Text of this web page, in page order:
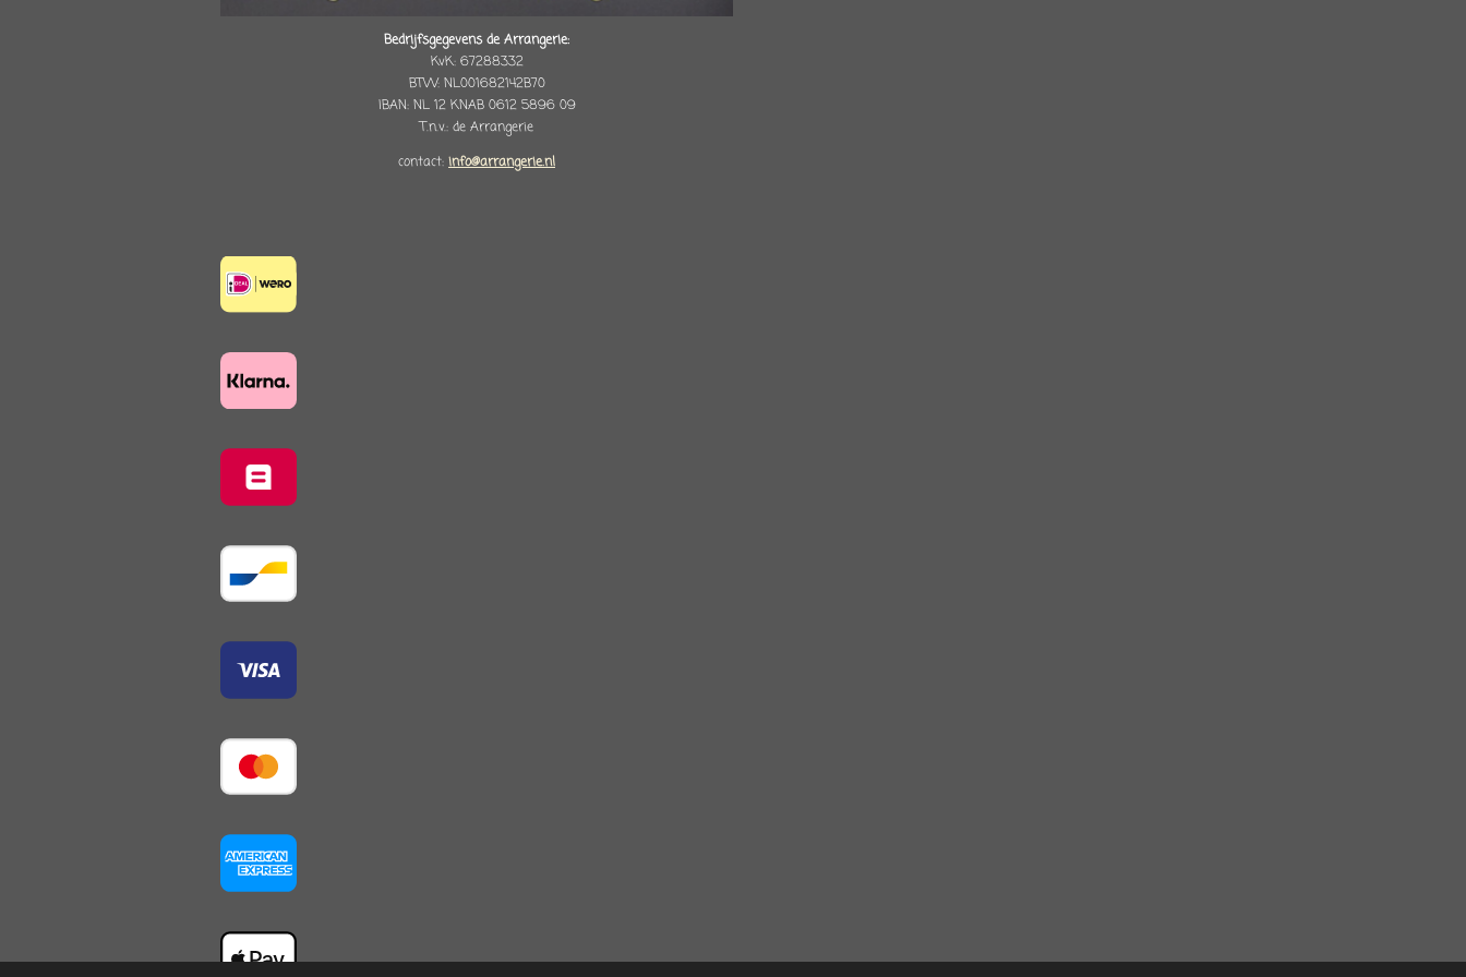
Bedrijfsgegevens de Arrangerie:
KvK: 67288332
BTW: NL001682142B70
IBAN: NL 12 KNAB 0612 5896 09
T.n.v.: de Arrangerie
contact: info@arrangerie.nl